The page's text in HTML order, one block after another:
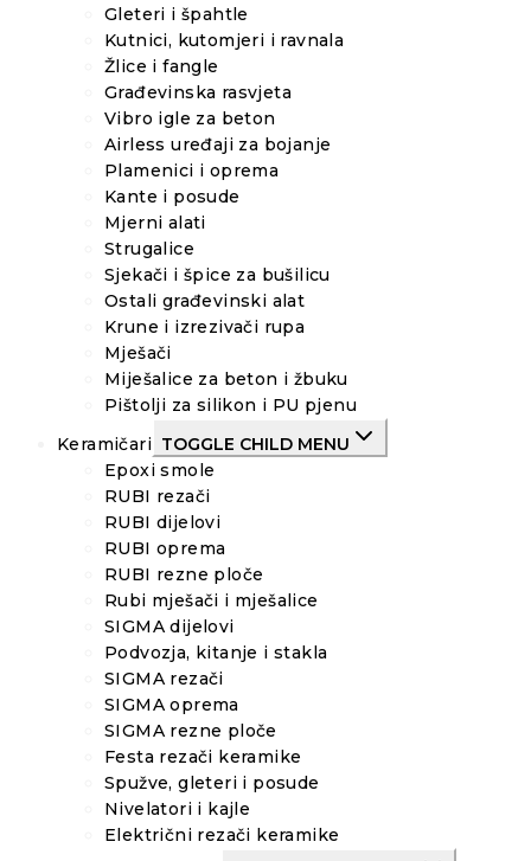
Gleteri i špahtle
Kutnici, kutomjeri i ravnala
Žlice i fangle
Građevinska rasvjeta
Vibro igle za beton
Airless uređaji za bojanje
Plamenici i oprema
Kante i posude
Mjerni alati
Strugalice
Sjekači i špice za bušilicu
Ostali građevinski alat
Krune i izrezivači rupa
Mješači
Miješalice za beton i žbuku
Pištolji za silikon i PU pjenu
Keramičari TOGGLE CHILD MENU
Epoxi smole
RUBI rezači
RUBI dijelovi
RUBI oprema
RUBI rezne ploče
Rubi mješači i mješalice
SIGMA dijelovi
Podvozja, kitanje i stakla
SIGMA rezači
SIGMA oprema
SIGMA rezne ploče
Festa rezači keramike
Spužve, gleteri i posude
Nivelatori i kajle
Električni rezači keramike